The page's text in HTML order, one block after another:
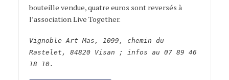
bouteille vendue, quatre euros sont reversés à
l’association Live Together.
Vignoble Art Mas, 1099, chemin du
Rastelet, 84820 Visan ; infos au 07 89 46
18 10.